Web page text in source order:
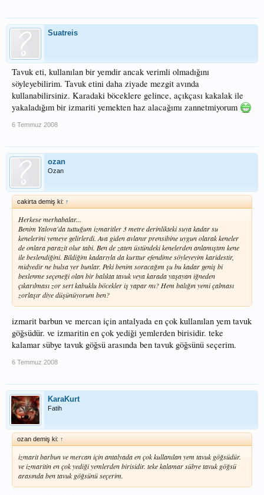
Suatreis
Tavuk eti, kullanılan bir yemdir ancak verimli olmadığını
söyleyebilirim. Tavuk etini daha ziyade mezgit avında
kullanabilirsiniz. Karadaki böceklere gelince, açıkçası kakalak ile
yakaladığım bir izmariti yemekten haz alacağımı zannetmiyorum
6 Temmuz 2008
ozan
Ozan
cakirta demiş ki: ↑
Herkese merhabalar...
Benim Yalova'da tuttuğum izmaritler 3 metre derinlikteki suya kadar su
kenelerini yemeye gelirlerdi. Ava giden avlanır prensibine uygun olarak keneler
de onlara parazit olur tabi. Ben de zaten üstündeki kenelerden anlamıştım kene
ile beslendiğini. Bildiğim kadarıyla da kurttur efendime söyleyeyim karidestir,
midyedir ne bulsa yer bunlar. Peki benim soracağım şu bu kadar geniş bi
beslenme seçeneği olan bir balıkta tavuk veya karada yaşayan iğneden
çıkarılması zor sert kabuklu böcekler iş yapar mı? Hem balığın yemi çalması
zorlaşır diye düşünüyorum ben?
izmarit barbun ve mercan için antalyada en çok kullanılan yem tavuk
göğsüdür. ve izmaritin en çok yediği yemlerden birisidir. teke
kalamar sübye tavuk göğsü arasında ben tavuk göğsünü seçerim.
6 Temmuz 2008
KaraKurt
Fatih
ozan demiş ki: ↑
izmarit barbun ve mercan için antalyada en çok kullanılan yem tavuk göğsüdür.
ve izmaritin en çok yediği yemlerden birisidir. teke kalamar sübye tavuk göğsü
arasında ben tavuk göğsünü seçerim.